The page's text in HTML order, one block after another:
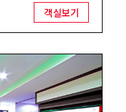
객실보기